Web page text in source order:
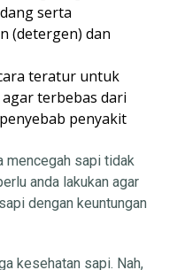
serta
(detergen) dan
teratur untuk
terbebas dari
penyakit
mencegah sapi tidak
anda lakukan agar
dengan keuntungan
kesehatan sapi. Nah,